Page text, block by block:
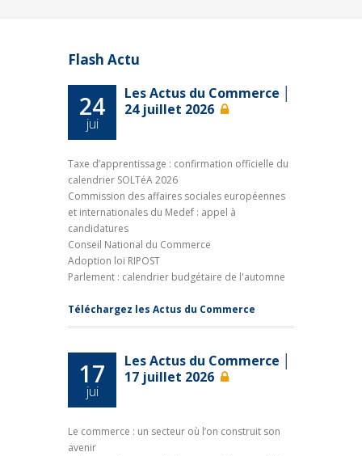
Flash Actu
24
jui
Les Actus du Commerce │
24 juillet 2026
Taxe d’apprentissage : confirmation officielle du
calendrier SOLTéA 2026
Commission des affaires sociales européennes
et internationales du Medef : appel à
candidatures
Conseil National du Commerce
Adoption loi RIPOST
Parlement : calendrier budgétaire de l'automne
Téléchargez les Actus du Commerce
17
jui
Les Actus du Commerce │
17 juillet 2026
Le commerce : un secteur où l’on construit son
avenir